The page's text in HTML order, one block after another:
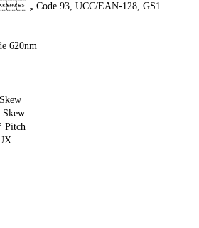
，Code 93, UCC/EAN-128, GS1
620nm
Skew
Pitch